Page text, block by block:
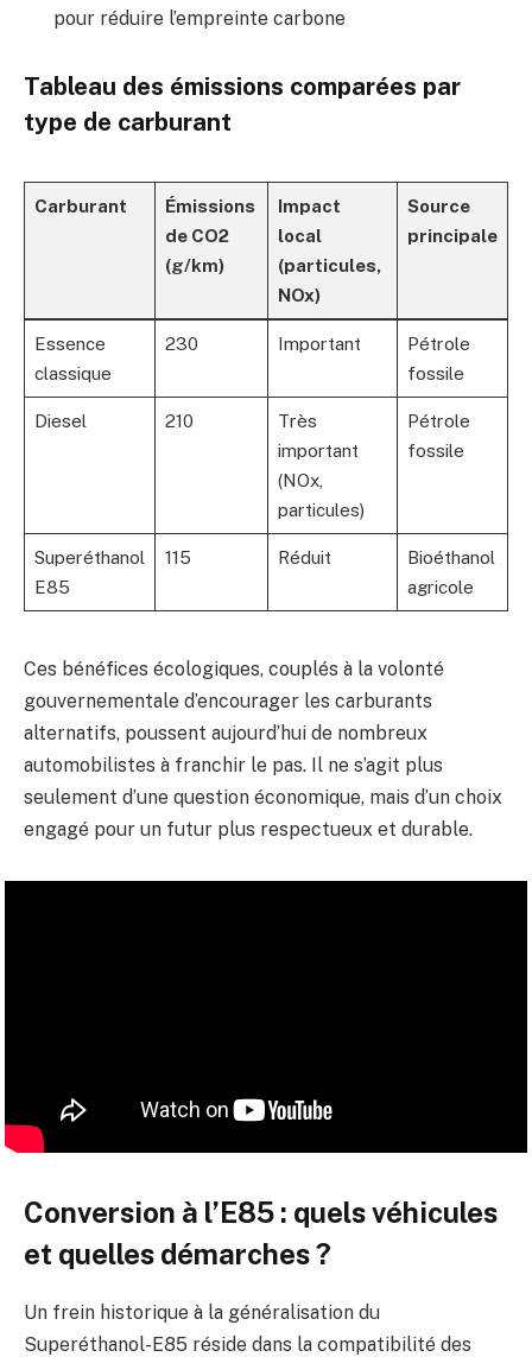
pour réduire l’empreinte carbone
Tableau des émissions comparées par
type de carburant
Carburant
Émissions
de CO2
(g/km)
Impact
local
(particules,
NOx)
Source
principale
Essence
classique
230 Important
Pétrole
fossile
Diesel 210
Très
important
(NOx,
particules)
Pétrole
fossile
Superéthanol
E85
115 Réduit
Bioéthanol
agricole
Ces bénéfices écologiques, couplés à la volonté
gouvernementale d’encourager les carburants
alternatifs, poussent aujourd’hui de nombreux
automobilistes à franchir le pas. Il ne s’agit plus
seulement d’une question économique, mais d’un choix
engagé pour un futur plus respectueux et durable.
Conversion à l’E85 : quels véhicules
et quelles démarches ?
Un frein historique à la généralisation du
Superéthanol-E85 réside dans la compatibilité des